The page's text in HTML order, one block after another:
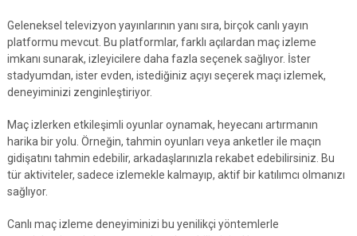
Geleneksel televizyon yayınlarının yanı sıra, birçok canlı yayın
platformu mevcut. Bu platformlar, farklı açılardan maç izleme
imkanı sunarak, izleyicilere daha fazla seçenek sağlıyor. İster
stadyumdan, ister evden, istediğiniz açıyı seçerek maçı izlemek,
deneyiminizi zenginleştiriyor.
Maç izlerken etkileşimli oyunlar oynamak, heyecanı artırmanın
harika bir yolu. Örneğin, tahmin oyunları veya anketler ile maçın
gidişatını tahmin edebilir, arkadaşlarınızla rekabet edebilirsiniz. Bu
tür aktiviteler, sadece izlemekle kalmayıp, aktif bir katılımcı olmanızı
sağlıyor.
Canlı maç izleme deneyiminizi bu yenilikçi yöntemlerle